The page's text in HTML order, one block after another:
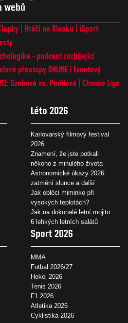
webů
Hráči na Blesku
iSport
- podcast rozbíjející
přestupy ONLINE
Eventový
92: Szabová vs. Pudilová
Chance Liga
Léto 2026
Karlovarský filmový festival
2026
Znamení, že jste potkali
někoho z minulého života
Astronomické úkazy 2026:
zatmění slunce a další
Jak obléci miminko při
vysokých teplotách?
Jak na dokonalé letní mojito
6 lehkých letních salátů
Sport 2026
MMA
Fotbal 2026/27
Hokej 2026
Tenis 2026
F1 2026
Atletika 2026
Cyklistika 2026